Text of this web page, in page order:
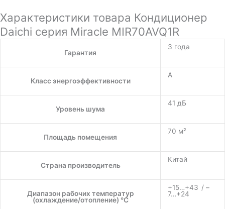
Характеристики товара Кондиционер
Daichi серия Miracle MIR70AVQ1R
Гарантия
3 года
Класс энергоэффективности
A
Уровень шума
41 дБ
Площадь помещения
70 м²
Страна производитель
Китай
Диапазон рабочих температур
(охлаждение/отопление) °C
+15…+43 / –
7…+24